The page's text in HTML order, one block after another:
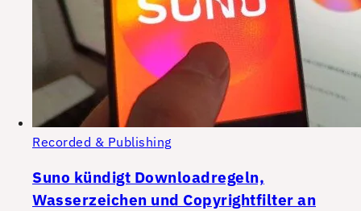
Recorded & Publishing
Suno kündigt Downloadregeln,
Wasserzeichen und Copyrightfilter an